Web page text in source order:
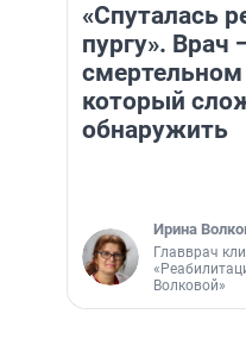
«Спуталась
пургу». Врач
смертельном
который
обнаружить
Ирина
Главврач
Волковой»